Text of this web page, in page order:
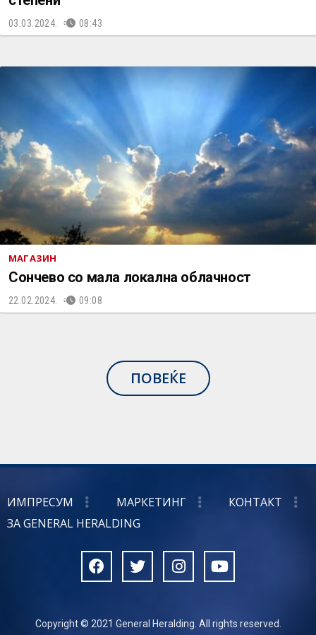
03.03.2024. 08:43
МАГАЗИН
Сончево со мала локална облачност
22.02.2024. 09:08
ПОВЕЌЕ
ИМПРЕСУМ МАРКЕТИНГ
КОНТАКТ
ЗА GENERAL HERALDING
Copyright © 2021 General Heralding. All rights reserved.